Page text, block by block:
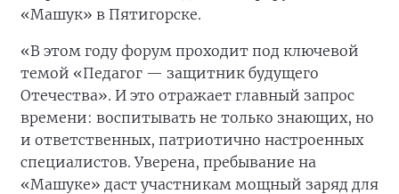
«Машук» в Пятигорске.
«В этом году форум проходит под ключевой
темой «Педагог — защитник будущего
Отечества». И это отражает главный запрос
времени: воспитывать не только знающих, но
и ответственных, патриотично настроенных
специалистов. Уверена, пребывание на
«Машуке» даст участникам мощный заряд для